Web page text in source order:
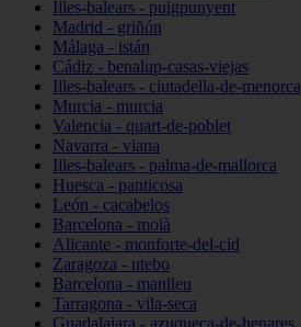
Illes-balears - puigpunyent
Madrid - griñón
Málaga - istán
Cádiz - benalup-casas-viejas
Illes-balears - ciutadella-de-menorca
Murcia - murcia
Valencia - quart-de-poblet
Navarra - viana
Illes-balears - palma-de-mallorca
Huesca - panticosa
León - cacabelos
Barcelona - moià
Alicante - monforte-del-cid
Zaragoza - utebo
Barcelona - manlleu
Tarragona - vila-seca
Guadalajara - azuqueca-de-henares